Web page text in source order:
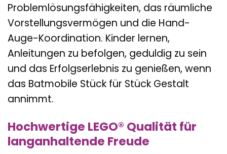
Problemlösungsfähigkeiten, das räumliche
Vorstellungsvermögen und die Hand-
Auge-Koordination. Kinder lernen,
Anleitungen zu befolgen, geduldig zu sein
und das Erfolgserlebnis zu genießen, wenn
das Batmobile Stück für Stück Gestalt
annimmt.
Hochwertige LEGO® Qualität für
langanhaltende Freude